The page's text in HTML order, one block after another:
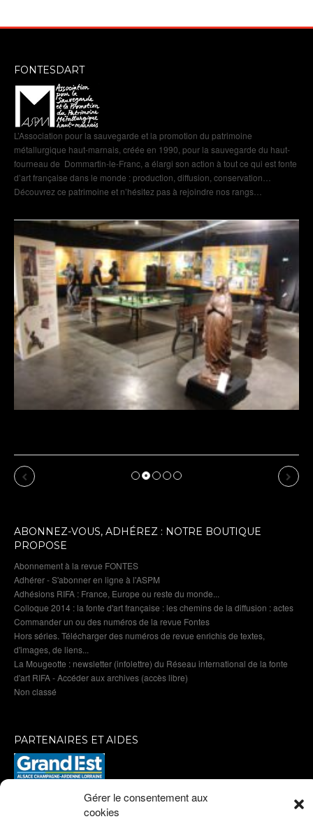
Gérer le consentement aux
cookies
FONTESDART
L’Association pour la sauvegarde et la promotion du patrimoine
métallurgique haut-marnais, créée en 1990, pour la sauvegarde du haut-
fourneau de Dommartin-le-Franc, a élargi son action à tout ce qui est fonte
d’art française dans le monde : production, diffusion, conservation…
Découvrez ce patrimoine et n’hésitez pas à rejoindre nos rangs…
Previous Next
ABONNEZ-VOUS, ADHÉREZ : NOTRE BOUTIQUE
PROPOSE
Abonnement à la revue FONTES
Adhérer - S'abonner en ligne à l'ASPM
Adhésions RIFA : France, Europe ou reste du monde...
Colloque 2014 : la fonte d'art française : les chemins de la diffusion : actes
Commander un ou des numéros de la revue Fontes
Hors séries. Télécharger des numéros de revue enrichis de textes,
d'images, de liens...
La Mougeotte : newsletter (infolettre) du Réseau international de la fonte
d'art RIFA - Accéder aux archives (accès libre)
Non classé
PARTENAIRES ET AIDES